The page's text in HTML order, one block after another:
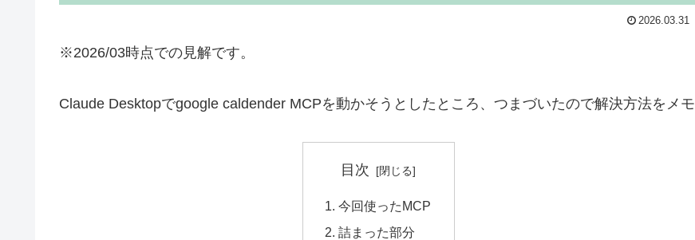
2026.03.31
※2026/03時点での見解です。
Claude Desktopでgoogle caldender MCPを動かそうとしたところ、つまづいたので解決方法をメモ
目次
今回使ったMCP
詰まった部分